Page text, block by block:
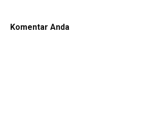
Komentar Anda